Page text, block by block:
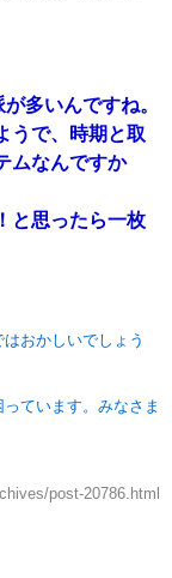
多いんですね。
うで、時期と取
ムなんですか
と思ったら一枚
おかしいでしょう
ています。みなさま
post-20786.html